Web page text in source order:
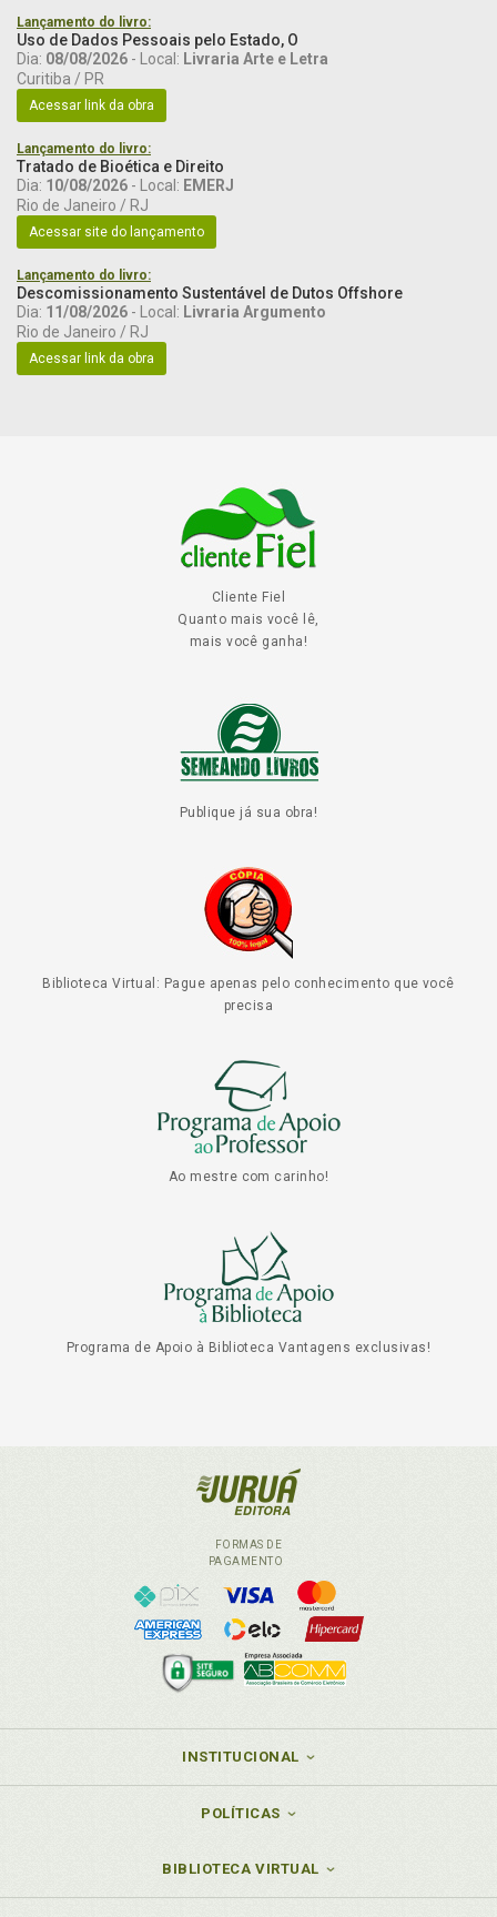
Lançamento do livro:
Uso de Dados Pessoais pelo Estado, O
Dia: 08/08/2026 - Local: Livraria Arte e Letra
Curitiba / PR
Acessar link da obra
Lançamento do livro:
Tratado de Bioética e Direito
Dia: 10/08/2026 - Local: EMERJ
Rio de Janeiro / RJ
Acessar site do lançamento
Lançamento do livro:
Descomissionamento Sustentável de Dutos Offshore
Dia: 11/08/2026 - Local: Livraria Argumento
Rio de Janeiro / RJ
Acessar link da obra
Cliente Fiel
Quanto mais você lê,
mais você ganha!
Publique já sua obra!
Biblioteca Virtual: Pague apenas pelo conhecimento que você
precisa
Ao mestre com carinho!
Programa de Apoio à Biblioteca Vantagens exclusivas!
FORMAS DE
PAGAMENTO
INSTITUCIONAL
POLÍTICAS
BIBLIOTECA VIRTUAL